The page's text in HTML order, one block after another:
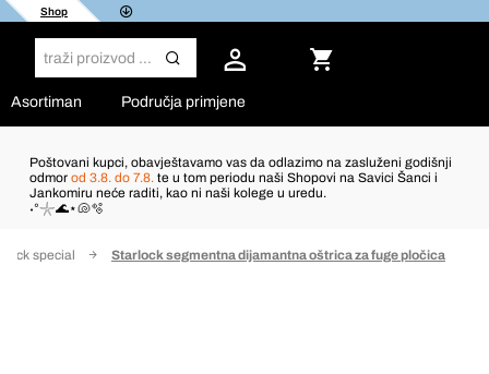
Shop
Asortiman Područja primjene
Poštovani kupci, obavještavamo vas da odlazimo na zasluženi godišnji
odmor od 3.8. do 7.8. te u tom periodu naši Shopovi na Savici Šanci i
Jankomiru neće raditi, kao ni naši kolege u uredu.
˖°𓇼🌊⋆🐚🫧
special Starlock segmentna dijamantna oštrica za fuge pločica